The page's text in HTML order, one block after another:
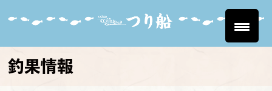
釣果情報